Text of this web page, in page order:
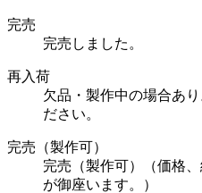
完売
完売しました。
再入荷
欠品・製作中の場合あ
ださい。
完売（製作可）
完売（製作可）（価格
が御座います。）